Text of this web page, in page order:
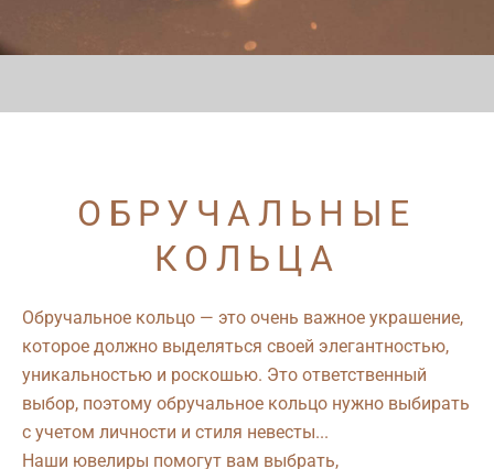
ОБРУЧАЛЬНЫЕ
КОЛЬЦА
Обручальное кольцо — это очень важное украшение,
которое должно выделяться своей элегантностью,
уникальностью и роскошью. Это ответственный
выбор, поэтому обручальное кольцо нужно выбирать
с учетом личности и стиля невесты...
Наши ювелиры помогут вам выбрать,